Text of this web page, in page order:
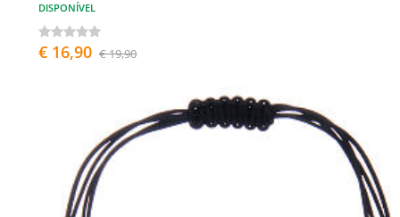
DISPONÍVEL
€ 16,90 € 19,90